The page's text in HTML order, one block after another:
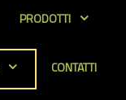
PRODOTTI
CONTATTI